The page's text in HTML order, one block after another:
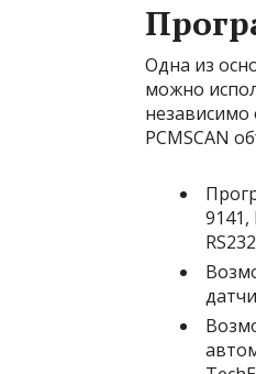
Одна из
можно
PCMSCAN
9141,